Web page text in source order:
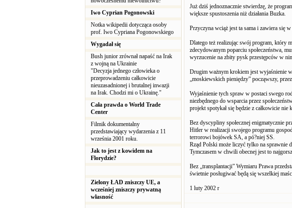
Iwo Cyprian Pogonowski
Notka wikipedii dotycząca osoby
prof. Iwo Cypriana Pogonowskiego
Wygadał się
Bush junior zrównał napaść na Irak
z wojną na Ukrainie
"Decyzja jednego człowieka o
przeprowadzeniu całkowicie
nieuzasadnionej i brutalnej inwazji
na Irak. Chodzi mi o Ukrainę."
Cała prawda o World Trade
Center
Filmik dokumentalny
przedstawiający wydarzenia z 11
września 2001 roku.
Jak to jest z kowidem na
Florydzie?
Zielony ŁAD zniszczy UE, a
wcześniej zniszczy prywatną
własność
Już dziś jednoznacznie stwierdzę, że
większe spustoszenia niż działania Buzka.
Przyczyna wciąż jest ta sama i zawiera się
Dlatego też realizując swój program, który
zdecydowanym poparciu społeczeństwa,
wyrzucenie na zbity pysk przestępców w
Drugim ważnym krokiem jest wyjaśnienie
„moskiewskich pieniędzy” począwszy,
Wyjaśnienie tych spraw w postaci swego
niezbędnego do wsparcia przez
projekt spotykał się będzie z całkowicie
Bez dyscypliny społecznej enigmatycznie
Hitler w realizacji swojego programu
terrorowi bojówek SA, a pó?niej SS.
Rząd Polski może liczyć tylko na sprawnie
Tymczasem w chwili obecnej jest to
Bez „transplantacji” Wymiaru Prawa
świetnie posługiwać będą się wszelkiej
1 luty 2002 r